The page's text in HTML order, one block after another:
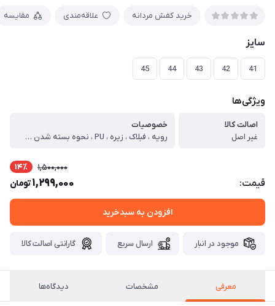
خرید کفش مردانه علاقه‌مندی مقایسه
سایز
41
42
43
44
45
ویژگی‌ها
اصالت کالا
غیر اصل
خصوصیات
رویه ، فبلاک ، زیره ، PU ، نحوه بسته شدن کفش ، بندی
قیمت:
1,500,000 14٪
1,299,000تومان
افزودن به سبدخرید
موجود در انبار ارسال سریع گارانتی اصالت کالا
معرفی مشخصات دیدگاه‌ها